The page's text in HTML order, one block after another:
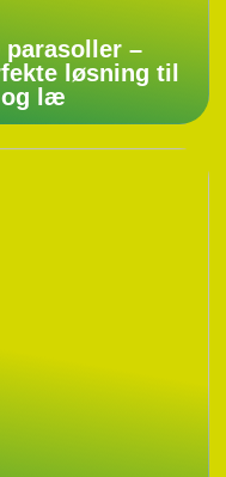
–
løsning til
og læ